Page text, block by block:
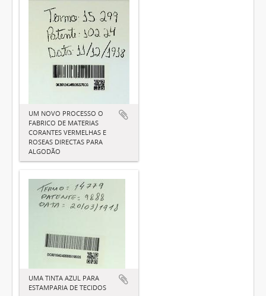
UM NOVO PROCESSO O
FABRICO DE MATERIAS
CORANTES VERMELHAS E
ROSEAS DIRECTAS PARA
ALGODÃO
UMA TINTA AZUL PARA
ESTAMPARIA DE TECIDOS